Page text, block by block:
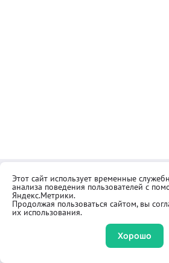
Контакты
Как купить
Общественная
Реквизиты
Оферта
Правила
Этот сайт использует временные
анализа поведения пользователей с
Яндекс.Метрики.
Продолжая пользоваться сайтом, вы
их использования.
Хорошо